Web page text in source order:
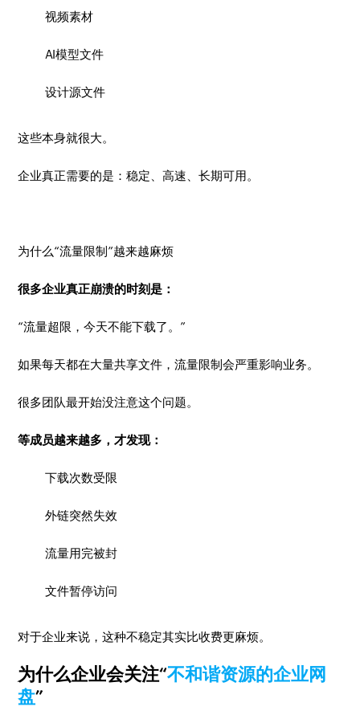
视频素材
AI模型文件
设计源文件
这些本身就很大。
企业真正需要的是：稳定、高速、长期可用。
为什么“流量限制”越来越麻烦
很多企业真正崩溃的时刻是：
“流量超限，今天不能下载了。”
如果每天都在大量共享文件，流量限制会严重影响业务。
很多团队最开始没注意这个问题。
等成员越来越多，才发现：
下载次数受限
外链突然失效
流量用完被封
文件暂停访问
对于企业来说，这种不稳定其实比收费更麻烦。
为什么企业会关注“不和谐资源的企业网
盘”